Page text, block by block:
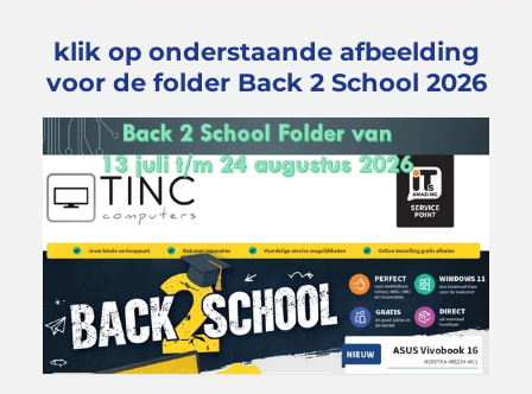
klik op onderstaande afbeelding
voor de folder Back 2 School 2026